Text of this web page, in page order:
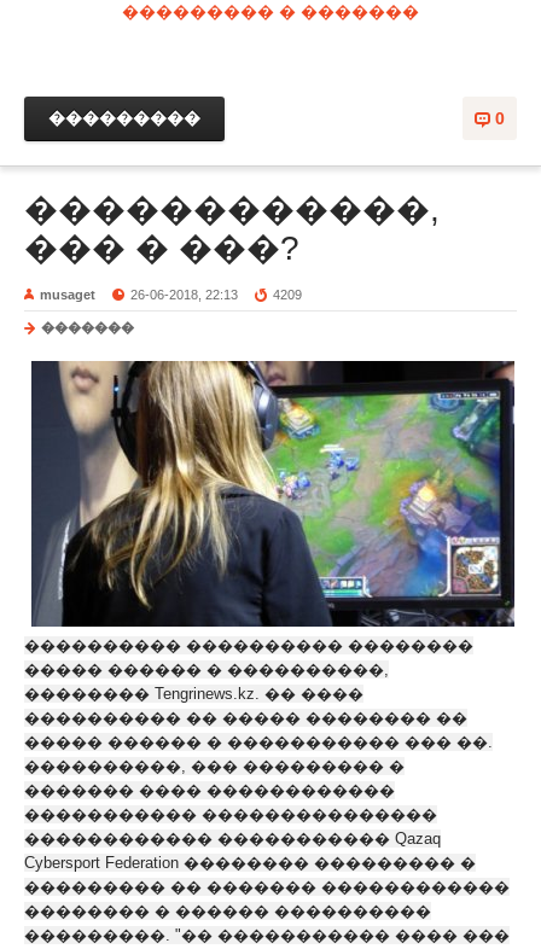
��������� � �������
0
���������
������������,
��� � ���?
musaget 26-06-2018, 22:13 4209
�������
���������� ���������� ��������
����� ������ � ����������,
�������� Tengrinews.kz. �� ����
���������� �� ����� �������� ��
����� ������ � ����������� ��� ��.
����������, ��� ��������� �
������� ���� ������������
����������� ���������������
������������ ����������� Qazaq
Cybersport Federation �������� ��������� �
��������� �� ������� ������������
�������� � ������ ����������
���������. "�� ����������� ���� ���